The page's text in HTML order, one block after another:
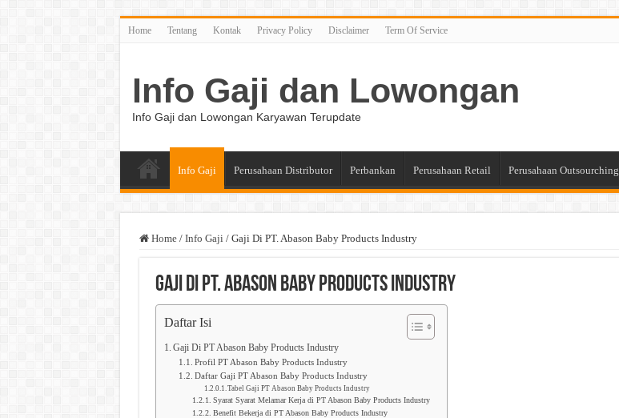
Home Tentang Kontak Privacy Policy Disclaimer Term Of Service
Info Gaji dan Lowongan
Info Gaji dan Lowongan Karyawan Terupdate
Info Gaji Perusahaan Distributor Perbankan Perusahaan Retail Perusahaan Outsourching
Home / Info Gaji / Gaji Di PT. Abason Baby Products Industry
Gaji Di PT. Abason Baby Products Industry
Daftar Isi
Gaji Di PT Abason Baby Products Industry
Profil PT Abason Baby Products Industry
Daftar Gaji PT Abason Baby Products Industry
Tabel Gaji PT Abason Baby Products Industry
Syarat Syarat Melamar Kerja di PT Abason Baby Products Industry
Benefit Bekerja di PT Abason Baby Products Industry